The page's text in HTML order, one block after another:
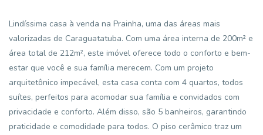
Lindíssima casa à venda na Prainha, uma das áreas mais
valorizadas de Caraguatatuba. Com uma área interna de 200m² e
área total de 212m², este imóvel oferece todo o conforto e bem-
estar que você e sua família merecem. Com um projeto
arquitetônico impecável, esta casa conta com 4 quartos, todos
suítes, perfeitos para acomodar sua família e convidados com
privacidade e conforto. Além disso, são 5 banheiros, garantindo
praticidade e comodidade para todos. O piso cerâmico traz um